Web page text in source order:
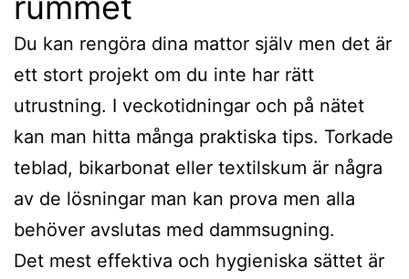
Du kan rengöra dina mattor själv men det är
ett stort projekt om du inte har rätt
utrustning. I veckotidningar och på nätet
kan man hitta många praktiska tips. Torkade
teblad, bikarbonat eller textilskum är några
av de lösningar man kan prova men alla
behöver avslutas med dammsugning.
Det mest effektiva och hygieniska sättet är